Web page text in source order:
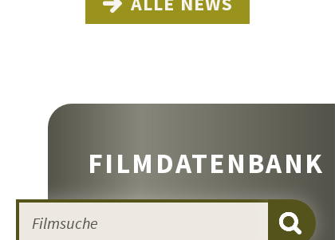
FILMDATENBANK